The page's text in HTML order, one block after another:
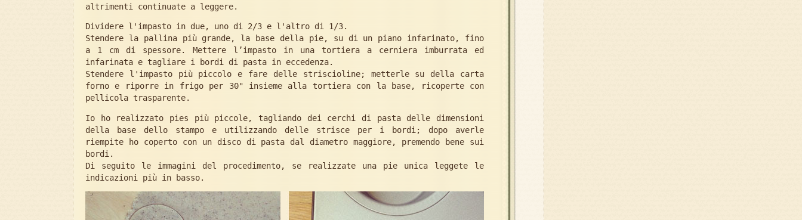
altrimenti continuate a leggere.
Dividere l'impasto in due, uno di 2/3 e l'altro di 1/3.
Stendere la pallina più grande, la base della pie, su di un piano infarinato, fino
a 1 cm di spessore. Mettere l’impasto in una tortiera a cerniera imburrata ed
infarinata e tagliare i bordi di pasta in eccedenza.
Stendere l'impasto più piccolo e fare delle striscioline; metterle su della carta
forno e riporre in frigo per 30" insieme alla tortiera con la base, ricoperte con
pellicola trasparente.
Io ho realizzato pies più piccole, tagliando dei cerchi di pasta delle dimensioni
della base dello stampo e utilizzando delle strisce per i bordi; dopo averle
riempite ho coperto con un disco di pasta dal diametro maggiore, premendo bene sui
bordi.
Di seguito le immagini del procedimento, se realizzate una pie unica leggete le
indicazioni più in basso.